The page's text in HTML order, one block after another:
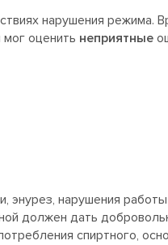
нарушения режима.
оценить неприятные
нарушения
должен дать
спиртного,